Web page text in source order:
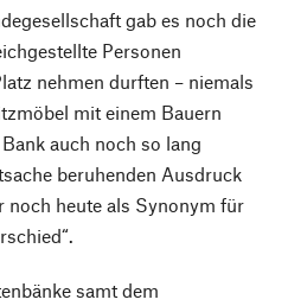
gab es noch die
Personen
nehmen durften – niemals
mit einem Bauern
auch noch so lang
beruhenden Ausdruck
noch heute als Synonym für
samt dem